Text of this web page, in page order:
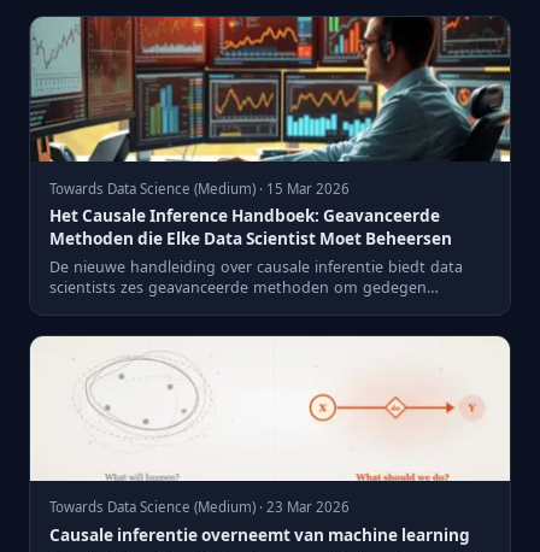
Towards Data Science (Medium) · 15 Mar 2026
Het Causale Inference Handboek: Geavanceerde
Methoden die Elke Data Scientist Moet Beheersen
De nieuwe handleiding over causale inferentie biedt data
scientists zes geavanceerde methoden om gedegen
Towards Data Science (Medium) · 23 Mar 2026
Causale inferentie overneemt van machine learning